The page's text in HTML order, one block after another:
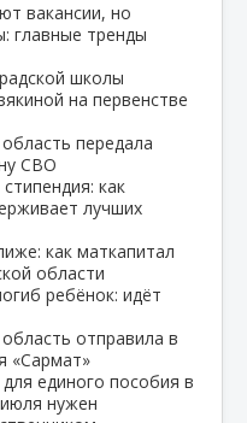
вакансии, но
главные тренды
школы
на первенстве
передала
СВО
как
лучших
как маткапитал
области
ребёнок: идёт
отправила в
«Сармат»
единого пособия в
нужен